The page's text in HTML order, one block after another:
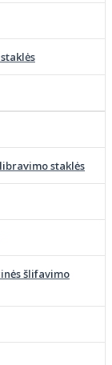
staklės
šlifavimo